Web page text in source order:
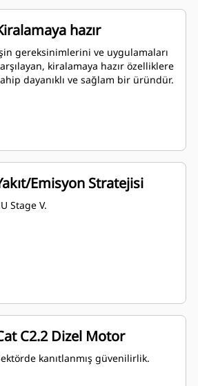
hazır
gereksinimlerini ve uygulamaları
kiralamaya hazır özelliklere
dayanıklı ve sağlam bir üründür.
Emisyon Stratejisi
Stage V.
C2.2 Dizel Motor
kanıtlanmış güvenilirlik.